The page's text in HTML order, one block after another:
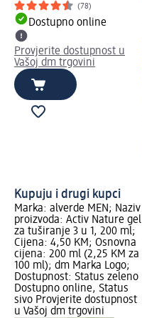
(78)
Dostupno online
Provjerite dostupnost u
Vašoj dm trgovini
Kupuju i drugi kupci
Marka: alverde MEN; Naziv
proizvoda: Activ Nature gel
za tuširanje 3 u 1, 200 ml;
Cijena: 4,50 KM; Osnovna
cijena: 200 ml (2,25 KM za
100 ml); dm Marka Logo;
Dostupnost: Status zeleno
Dostupno online, Status
sivo Provjerite dostupnost
u Vašoj dm trgovini